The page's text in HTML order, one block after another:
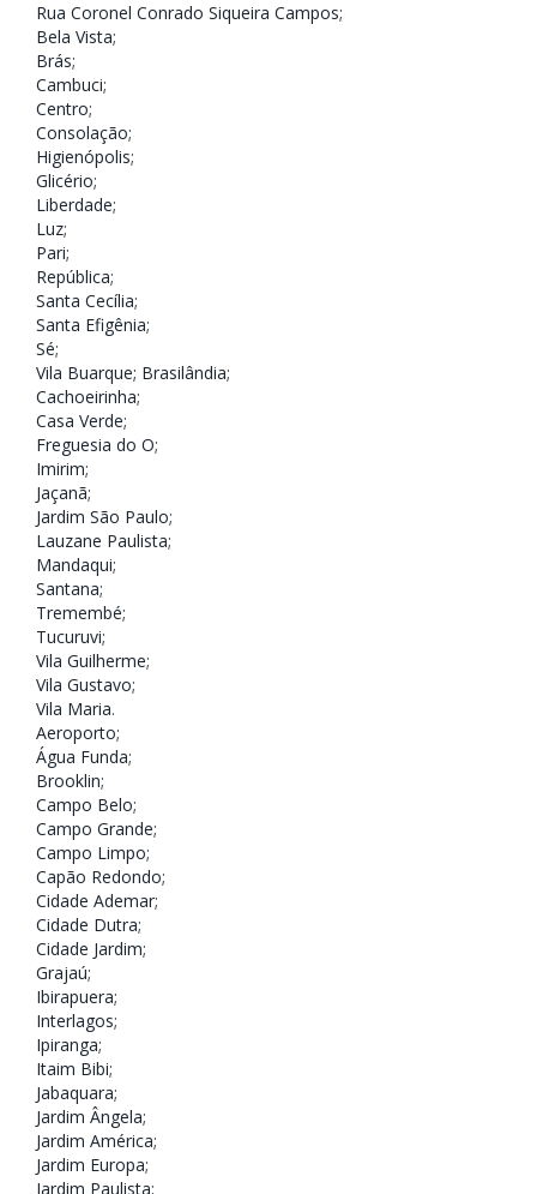
Rua Coronel Conrado Siqueira Campos;
Bela Vista;
Brás;
Cambuci;
Centro;
Consolação;
Higienópolis;
Glicério;
Liberdade;
Luz;
Pari;
República;
Santa Cecília;
Santa Efigênia;
Sé;
Vila Buarque; Brasilândia;
Cachoeirinha;
Casa Verde;
Freguesia do O;
Imirim;
Jaçanã;
Jardim São Paulo;
Lauzane Paulista;
Mandaqui;
Santana;
Tremembé;
Tucuruvi;
Vila Guilherme;
Vila Gustavo;
Vila Maria.
Aeroporto;
Água Funda;
Brooklin;
Campo Belo;
Campo Grande;
Campo Limpo;
Capão Redondo;
Cidade Ademar;
Cidade Dutra;
Cidade Jardim;
Grajaú;
Ibirapuera;
Interlagos;
Ipiranga;
Itaim Bibi;
Jabaquara;
Jardim Ângela;
Jardim América;
Jardim Europa;
Jardim Paulista;